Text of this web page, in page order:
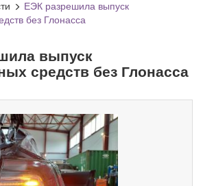
ЕЭК разрешила выпуск
без Глонасса
выпуск
средств без Глонасса